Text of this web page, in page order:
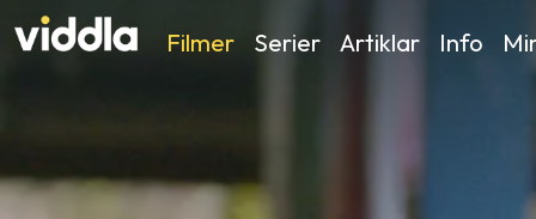
Filmer Serier Artiklar Info